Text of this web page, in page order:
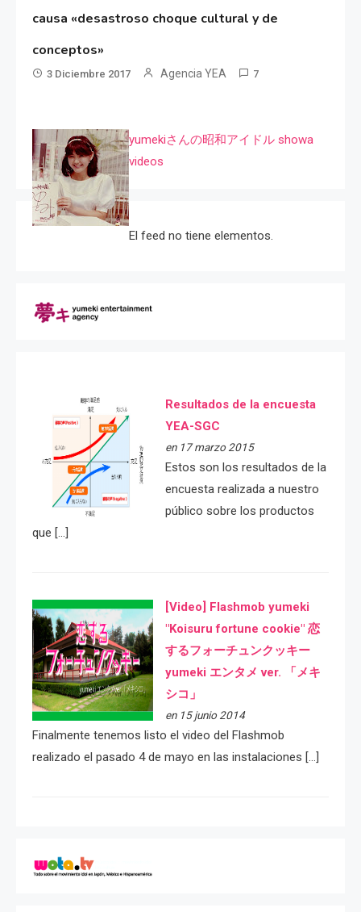
causa «desastroso choque cultural y de
conceptos»
3 Diciembre 2017 Agencia YEA 7
yumekiさんの昭和アイドル showa
videos
El feed no tiene elementos.
Resultados de la encuesta
YEA-SGC
en 17 marzo 2015
Estos son los resultados de la
encuesta realizada a nuestro
público sobre los productos
que […]
[Video] Flashmob yumeki
"Koisuru fortune cookie" 恋
するフォーチュンクッキー
yumeki エンタメ ver. 「メキ
シコ」
en 15 junio 2014
Finalmente tenemos listo el video del Flashmob
realizado el pasado 4 de mayo en las instalaciones […]